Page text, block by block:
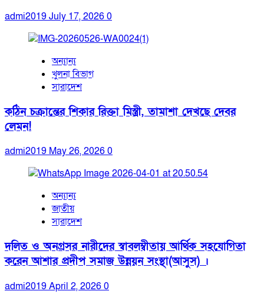
admi2019July 17, 20260
অন্যান্য
খুলনা বিভাগ
সারাদেশ
কঠিন চক্রান্তের শিকার রিক্তা মিস্ত্রী, তামাশা দেখছে দেবর
লেমন!
admi2019 May 26, 20260
অন্যান্য
জাতীয়
সারাদেশ
দলিত ও অনগ্রসর নারীদের স্বাবলম্বীতায় আর্থিক সহযোগিতা
করেন আশার প্রদীপ সমাজ উন্নয়ন সংস্থা(আসুস) ।
admi2019April 2, 20260